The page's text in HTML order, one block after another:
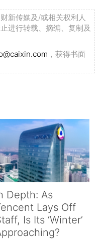
新传媒及/或相关权利人
进行转载、摘编、复制及
，获得书面
Depth: As
Lays Off
Is Its ‘Winter’